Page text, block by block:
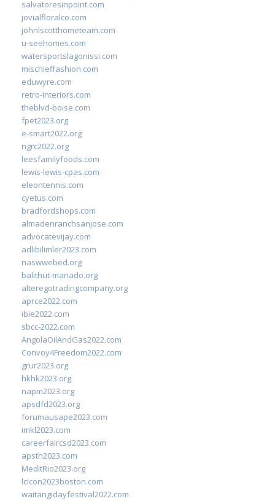
salvatoresinpoint.com
jovialfloralco.com
johnlscotthometeam.com
u-seehomes.com
watersportslagonissi.com
mischieffashion.com
eduwyre.com
retro-interiors.com
theblvd-boise.com
fpet2023.org
e-smart2022.org
ngrc2022.org
leesfamilyfoods.com
lewis-lewis-cpas.com
eleontennis.com
cyetus.com
bradfordshops.com
almadenranchsanjose.com
advocatevijay.com
adlibilimler2023.com
naswwebed.org
balithut-manado.org
alteregotradingcompany.org
aprce2022.com
ibie2022.com
sbcc-2022.com
AngolaOilAndGas2022.com
Convoy4Freedom2022.com
grur2023.org
hkhk2023.org
napm2023.org
apsdfd2023.org
forumausape2023.com
imkl2023.com
careerfaircsd2023.com
apsth2023.com
MedItRio2023.org
lcicon2023boston.com
waitangidayfestival2022.com